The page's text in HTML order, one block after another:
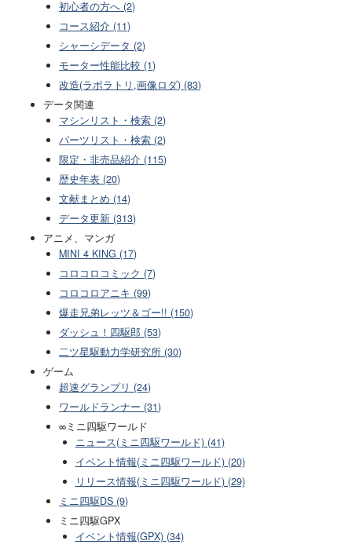
初心者の方へ (2)
コース紹介 (11)
シャーシデータ (2)
モーター性能比較 (1)
改造(ラボラトリ,画像ロダ) (83)
データ関連
マシンリスト・検索 (2)
パーツリスト・検索 (2)
限定・非売品紹介 (115)
歴史年表 (20)
文献まとめ (14)
データ更新 (313)
アニメ、マンガ
MINI 4 KING (17)
コロコロコミック (7)
コロコロアニキ (99)
爆走兄弟レッツ＆ゴー!! (150)
ダッシュ！四駆郎 (53)
二ツ星駆動力学研究所 (30)
ゲーム
超速グランプリ (24)
ワールドランナー (31)
∞ミニ四駆ワールド
ニュース(ミニ四駆ワールド) (41)
イベント情報(ミニ四駆ワールド) (20)
リリース情報(ミニ四駆ワールド) (29)
ミニ四駆DS (9)
ミニ四駆GPX
イベント情報(GPX) (34)